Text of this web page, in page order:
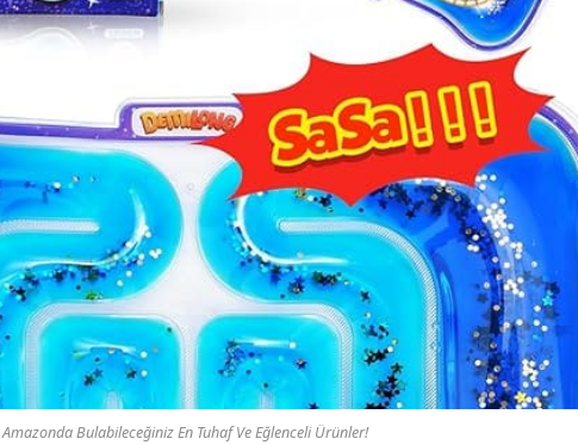
Amazonda Bulabileceğiniz En Tuhaf Ve Eğlenceli Ürünler!